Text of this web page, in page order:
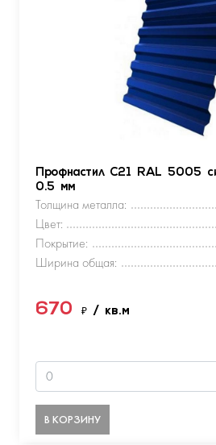
Профнастил С21 RAL 5005
0.5 мм
Толщина металла:
Цвет:
Покрытие:
Ширина общая:
670 ₽ / кв.м
В КОРЗИНУ